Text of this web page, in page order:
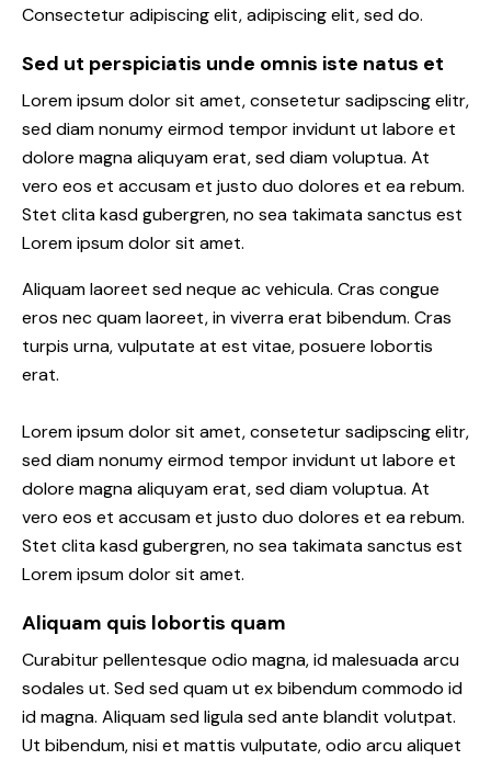
Consectetur adipiscing elit, adipiscing elit, sed do.
Sed ut perspiciatis unde omnis iste natus et
Lorem ipsum dolor sit amet, consetetur sadipscing elitr,
sed diam nonumy eirmod tempor invidunt ut labore et
dolore magna aliquyam erat, sed diam voluptua. At
vero eos et accusam et justo duo dolores et ea rebum.
Stet clita kasd gubergren, no sea takimata sanctus est
Lorem ipsum dolor sit amet.
Aliquam laoreet sed neque ac vehicula. Cras congue
eros nec quam laoreet, in viverra erat bibendum. Cras
turpis urna, vulputate at est vitae, posuere lobortis
erat.
Lorem ipsum dolor sit amet, consetetur sadipscing elitr,
sed diam nonumy eirmod tempor invidunt ut labore et
dolore magna aliquyam erat, sed diam voluptua. At
vero eos et accusam et justo duo dolores et ea rebum.
Stet clita kasd gubergren, no sea takimata sanctus est
Lorem ipsum dolor sit amet.
Aliquam quis lobortis quam
Curabitur pellentesque odio magna, id malesuada arcu
sodales ut. Sed sed quam ut ex bibendum commodo id
id magna. Aliquam sed ligula sed ante blandit volutpat.
Ut bibendum, nisi et mattis vulputate, odio arcu aliquet